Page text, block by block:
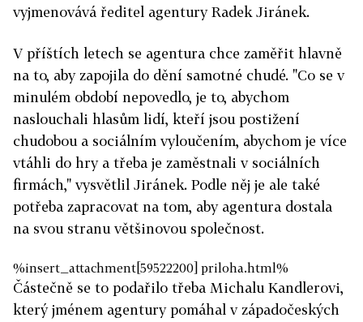
vyjmenovává ředitel agentury Radek Jiránek.
V příštích letech se agentura chce zaměřit hlavně
na to, aby zapojila do dění samotné chudé. "Co se v
minulém období nepovedlo, je to, abychom
naslouchali hlasům lidí, kteří jsou postižení
chudobou a sociálním vyloučením, abychom je více
vtáhli do hry a třeba je zaměstnali v sociálních
firmách," vysvětlil Jiránek. Podle něj je ale také
potřeba zapracovat na tom, aby agentura dostala
na svou stranu většinovou společnost.
%insert_attachment[59522200] priloha.html%
Částečně se to podařilo třeba Michalu Kandlerovi,
který jménem agentury pomáhal v západočeských